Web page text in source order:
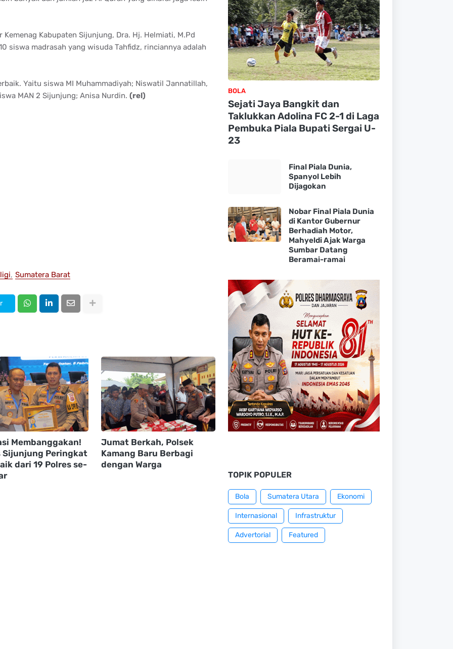
Kabupaten Sijunjung, Dra. Hj. Helmiati, M.Pd
siswa madrasah yang wisuda Tahfidz, rinciannya adalah
Yaitu siswa MI Muhammadiyah; Niswatil Jannatillah,
MAN 2 Sijunjung; Anisa Nurdin. (rel)
Sumatera Barat
Membanggakan!
Sijunjung Peringkat
dari 19 Polres se-
Jumat Berkah, Polsek
Kamang Baru Berbagi
dengan Warga
BOLA
Sejati Jaya Bangkit dan
Taklukkan Adolina FC 2-1 di Laga
Pembuka Piala Bupati Sergai U-
23
Final Piala Dunia,
Spanyol Lebih
Dijagokan
Nobar Final Piala Dunia
di Kantor Gubernur
Berhadiah Motor,
Mahyeldi Ajak Warga
Sumbar Datang
Beramai-ramai
TOPIK POPULER
Bola Sumatera Utara Ekonomi
Internasional Infrastruktur
Advertorial Featured